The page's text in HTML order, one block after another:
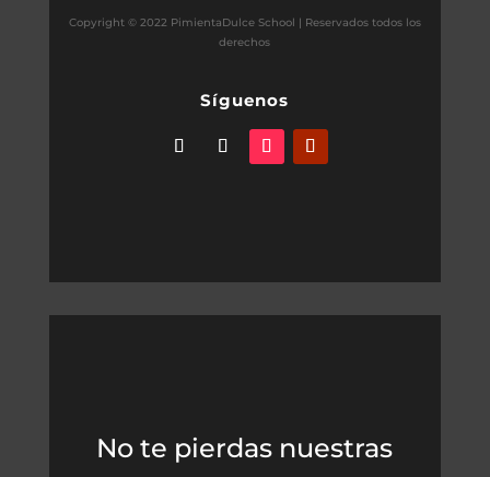
Copyright © 2022 PimientaDulce School | Reservados todos los
derechos
Síguenos
No te pierdas nuestras